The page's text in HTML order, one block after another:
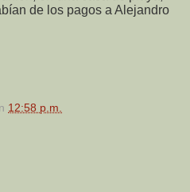
de los pagos a Alejandro
12:58 p.m.